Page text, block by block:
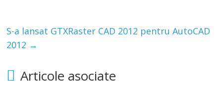
S-a lansat GTXRaster CAD 2012 pentru AutoCAD
2012 →
Articole asociate